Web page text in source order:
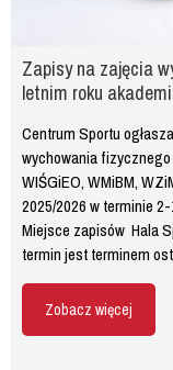
Zapisy na zajęcia
letnim roku
Centrum Sportu
wychowania fizycznego
WIŚGiEO, WMiBM,
2025/2026 w terminie
Miejsce zapisów Hala
termin jest terminem
Zobacz więcej